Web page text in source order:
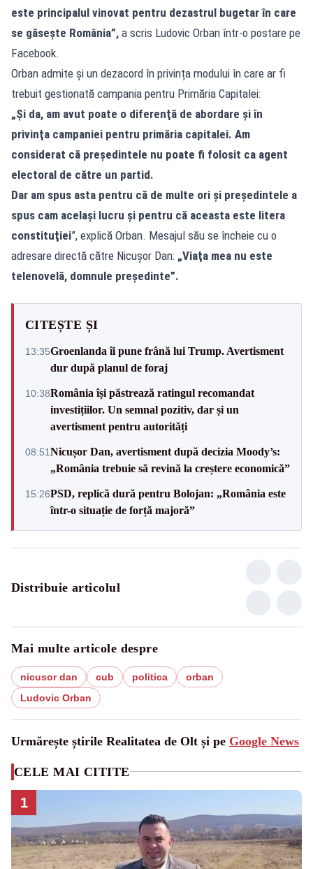
este principalul vinovat pentru dezastrul bugetar în care
se găseşte România”, a scris Ludovic Orban într-o postare pe
Facebook.
Orban admite şi un dezacord în privința modului în care ar fi
trebuit gestionată campania pentru Primăria Capitalei:
„Şi da, am avut poate o diferenţă de abordare şi în
privinţa campaniei pentru primăria capitalei. Am
considerat că preşedintele nu poate fi folosit ca agent
electoral de către un partid.
Dar am spus asta pentru că de multe ori şi preşedintele a
spus cam acelaşi lucru şi pentru că aceasta este litera
constituţiei”, explică Orban. Mesajul său se încheie cu o
adresare directă către Nicuşor Dan: „Viaţa mea nu este
telenovelă, domnule preşedinte”.
CITEȘTE ȘI
13:35Groenlanda îi pune frână lui Trump. Avertisment
dur după planul de foraj
10:38România își păstrează ratingul recomandat
investițiilor. Un semnal pozitiv, dar și un
avertisment pentru autorități
08:51Nicușor Dan, avertisment după decizia Moody’s:
„România trebuie să revină la creștere economică”
15:26PSD, replică dură pentru Bolojan: „România este
într-o situație de forță majoră”
Distribuie articolul
Mai multe articole despre
nicusor dan cub politica
orban
Ludovic Orban
Urmărește știrile Realitatea de Olt și pe Google News
CELE MAI CITITE
1